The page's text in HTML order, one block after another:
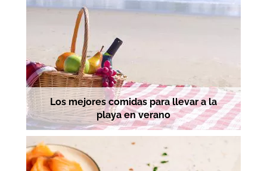
Los mejores comidas para llevar a la
playa en verano